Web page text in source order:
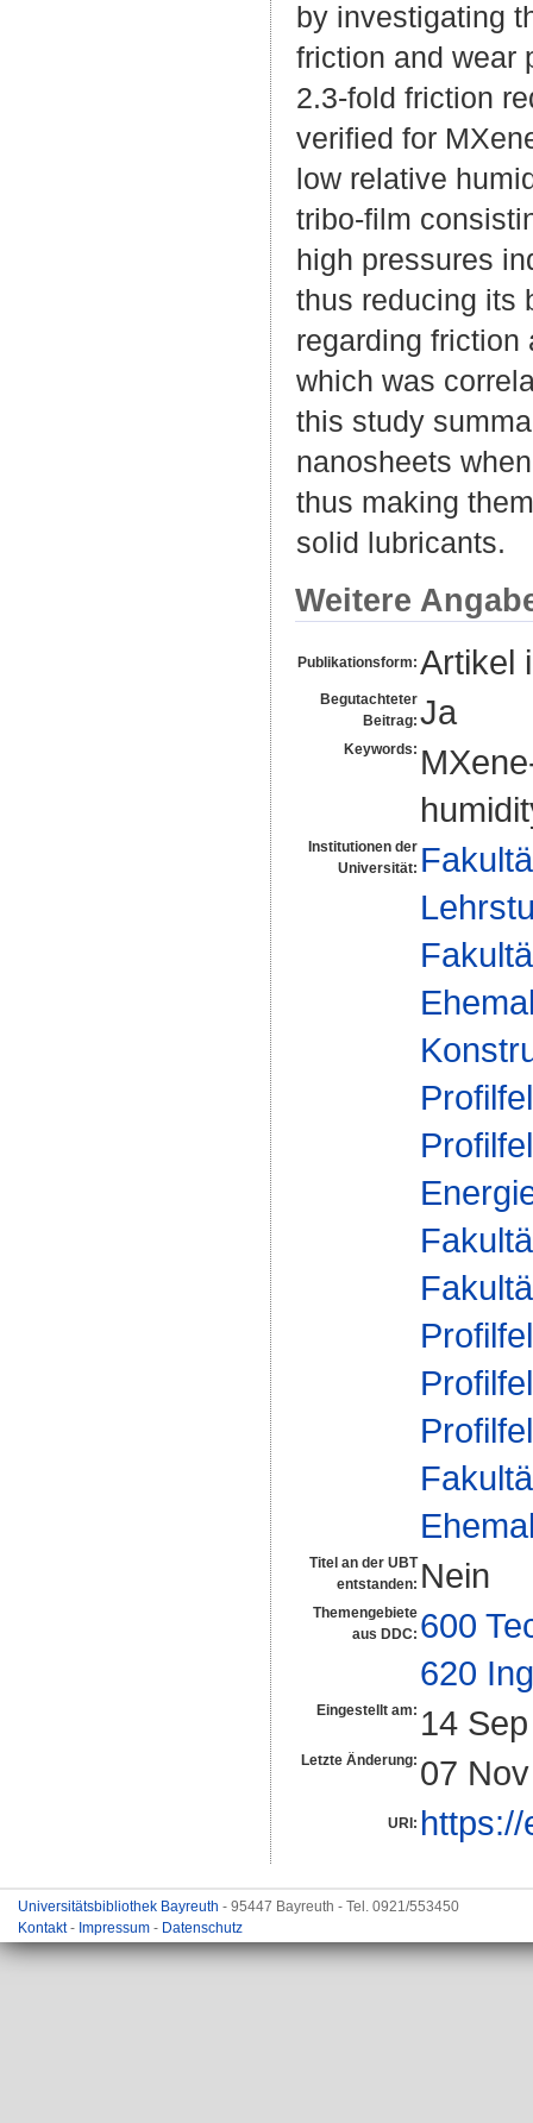
by investigating
friction and wear
2.3-fold friction
verified for
low relative
tribo-film
high pressures
thus reducing its
regarding friction
which was
this study
nanosheets
thus making
solid lubricants.
Weitere
Publikationsform: Artikel
Begutachteter
Beitrag: Ja
Keywords:
Institutionen der
Universität:
Titel an der UBT
entstanden: Nein
Themengebiete
aus DDC: 600
620
Eingestellt am: 14
Letzte Änderung: 07
URI:
Universitätsbibliothek Bayreuth - 95447 Bayreuth - Tel. 0921/553450
Kontakt- Impressum - Datenschutz